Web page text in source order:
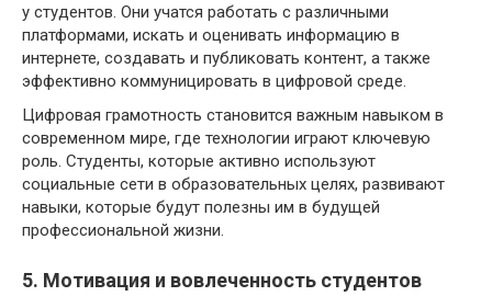
у студентов. Они учатся работать с различными
платформами, искать и оценивать информацию в
интернете, создавать и публиковать контент, а также
эффективно коммуницировать в цифровой среде.
Цифровая грамотность становится важным навыком в
современном мире, где технологии играют ключевую
роль. Студенты, которые активно используют
социальные сети в образовательных целях, развивают
навыки, которые будут полезны им в будущей
профессиональной жизни.
5. Мотивация и вовлеченность студентов